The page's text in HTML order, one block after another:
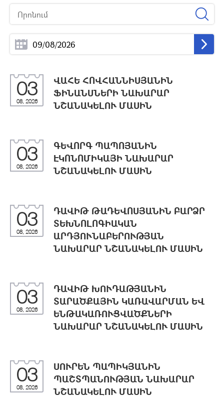
03
08, 2026
ՎԱՀԵ ՀՈՎՀԱՆՆԻՍՅԱՆԻՆ
ՖԻՆԱՆՍՆԵՐԻ ՆԱԽԱՐԱՐ
ՆՇԱՆԱԿԵԼՈՒ ՄԱՍԻՆ
03
08, 2026
ԳԵՎՈՐԳ ՊԱՊՈՅԱՆԻՆ
ԷԿՈՆՈՄԻԿԱՅԻ ՆԱԽԱՐԱՐ
ՆՇԱՆԱԿԵԼՈՒ ՄԱՍԻՆ
03
08, 2026
ԴԱՎԻԹ ԹԱԴԵՎՈՍՅԱՆԻՆ ԲԱՐՁՐ
ՏԵԽՆՈԼՈԳԻԱԿԱՆ
ԱՐԴՅՈՒՆԱԲԵՐՈՒԹՅԱՆ
ՆԱԽԱՐԱՐ ՆՇԱՆԱԿԵԼՈՒ ՄԱՍԻՆ
03
08, 2026
ԴԱՎԻԹ ԽՈՒԴԱԹՅԱՆԻՆ
ՏԱՐԱԾՔԱՅԻՆ ԿԱՌԱՎԱՐՄԱՆ ԵՎ
ԵՆԹԱԿԱՌՈՒՑՎԱԾՔՆԵՐԻ
ՆԱԽԱՐԱՐ ՆՇԱՆԱԿԵԼՈՒ ՄԱՍԻՆ
03
08, 2026
ՍՈՒՐԵՆ ՊԱՊԻԿՅԱՆԻՆ
ՊԱՇՏՊԱՆՈՒԹՅԱՆ ՆԱԽԱՐԱՐ
ՆՇԱՆԱԿԵԼՈՒ ՄԱՍԻՆ